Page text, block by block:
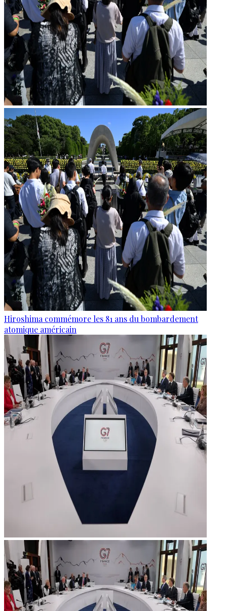
Hiroshima commémore les 81 ans du bombardement
atomique américain